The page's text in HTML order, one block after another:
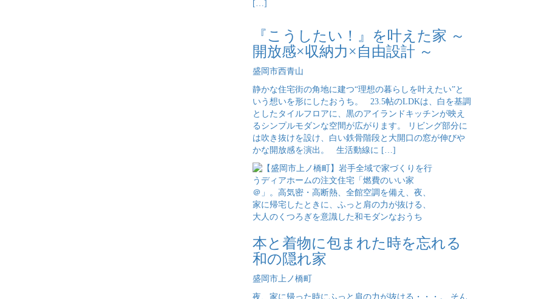
[…]
『こうしたい！』を叶えた家 ～
開放感×収納力×自由設計 ～
盛岡市西青山
静かな住宅街の角地に建つ“理想の暮らしを叶えたい”と
いう想いを形にしたおうち。 23.5帖のLDKは、白を基調
としたタイルフロアに、黒のアイランドキッチンが映え
るシンプルモダンな空間が広がります。 リビング部分に
は吹き抜けを設け、白い鉄骨階段と大開口の窓が伸びや
かな開放感を演出。 生活動線に […]
本と着物に包まれた時を忘れる
和の隠れ家
盛岡市上ノ橋町
夜、家に帰った時にふっと肩の力が抜ける・・・。 そん